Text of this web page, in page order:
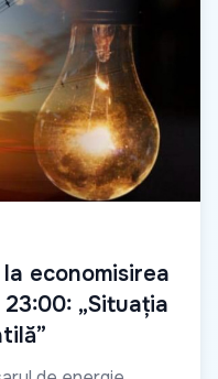
economisirea
„Situația